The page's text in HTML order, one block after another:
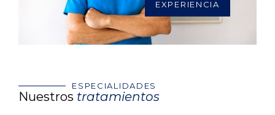
EXPERIENCIA
ESPECIALIDADES
Nuestros tratamientos